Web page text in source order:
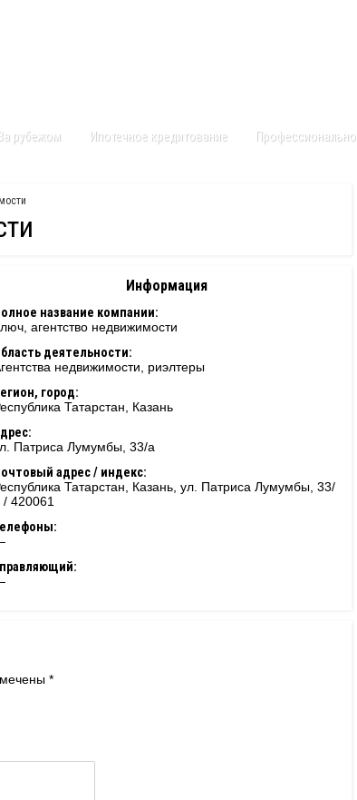
рубежом Ипотечное кредитование Профессионально
Информация
название компании:
агентство недвижимости
деятельности:
недвижимости, риэлтеры
город:
Татарстан
Казань
Патриса Лумумбы, 33/а
адрес / индекс:
Татарстан, Казань, ул. Патриса Лумумбы, 33/
/ 420061
*